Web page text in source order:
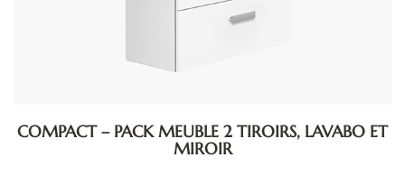
COMPACT – PACK MEUBLE 2 TIROIRS, LAVABO ET
MIROIR